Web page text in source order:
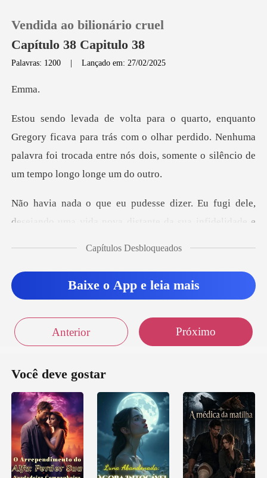
Loja
Histórico
Vendida ao bilionário cruel
Capítulo 38 Capitulo 38
Palavras: 1200 |Lançado em: 27/02/2025
m
a para trás com o olhar perdido. Nenhuma
palavra foi trocada entr
dele,
desejando uma vida nova distante da sua i
Capítulos Desbloqueados
Baixe o App e leia mais
Anterior Próximo
Você deve gostar